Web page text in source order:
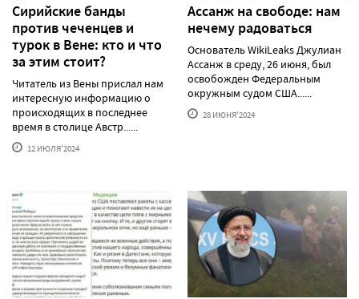
Сирийские банды
против чеченцев и
турок в Вене: кто и что
за этим стоит?
Читатель из Вены прислал нам
интересную информацию о
происходящих в последнее
время в столице Австр......
12 ИЮЛЯ'2024
Ассанж на свободе: нам
нечему радоваться
Основатель WikiLeaks Джулиан
Ассанж в среду, 26 июня, был
освобожден Федеральным
окружным судом США......
28 ИЮНЯ'2024